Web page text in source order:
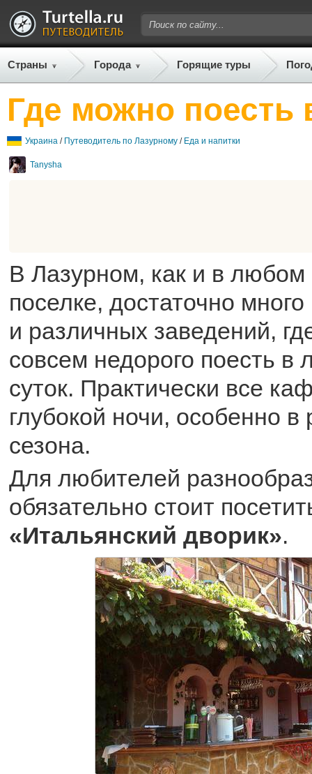
Страны Города Горящие туры
Где можно поесть
Украина / Путеводитель по Лазурному / Еда и напитки
Tanysha
В Лазурном, как и в любом
поселке, достаточно
и различных заведений,
совсем недорого поесть в
суток. Практически все
глубокой ночи, особенно в
сезона.
Для любителей
обязательно стоит
«Итальянский дворик».